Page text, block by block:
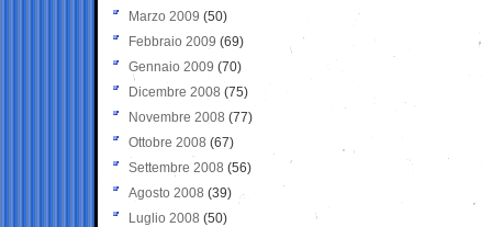
Marzo 2009 (50)
Febbraio 2009 (69)
Gennaio 2009 (70)
Dicembre 2008 (75)
Novembre 2008 (77)
Ottobre 2008 (67)
Settembre 2008 (56)
Agosto 2008 (39)
Luglio 2008 (50)